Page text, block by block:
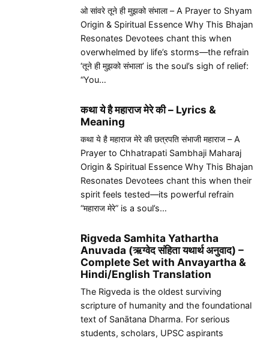
ओ सांवरे तूने ही मुझको संभाला – A Prayer to Shyam
Origin & Spiritual Essence Why This Bhajan
Resonates Devotees chant this when
overwhelmed by life’s storms—the refrain
‘तूने ही मुझको संभाला’ is the soul’s sigh of relief:
“You…
कथा ये है महाराज मेरे की – Lyrics &
Meaning
कथा ये है महाराज मेरे की छत्रपति संभाजी महाराज – A
Prayer to Chhatrapati Sambhaji Maharaj
Origin & Spiritual Essence Why This Bhajan
Resonates Devotees chant this when their
spirit feels tested—its powerful refrain
“महाराज मेरे” is a soul’s…
Rigveda Samhita Yathartha
Anuvada (ऋग्वेद संहिता यथार्थ अनुवाद) –
Complete Set with Anvayartha &
Hindi/English Translation
The Rigveda is the oldest surviving
scripture of humanity and the foundational
text of Sanātana Dharma. For serious
students, scholars, UPSC aspirants